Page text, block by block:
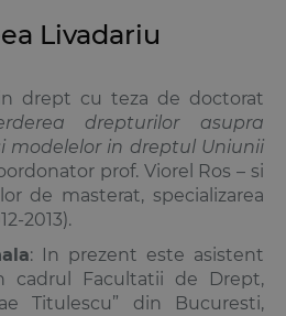
Livadariu
drept cu teza de doctorat
drepturilor asupra
modelelor in dreptul Uniunii
prof. Viorel Ros – si
de masterat, specializarea
2013).
: In prezent este asistent
cadrul Facultatii de Drept,
Titulescu” din Bucuresti,